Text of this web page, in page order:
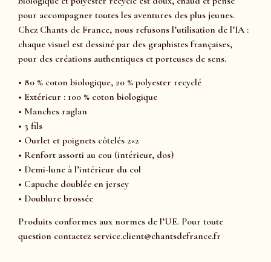
pour accompagner toutes les aventures des plus jeunes.
Chez Chants de France, nous refusons l’utilisation de l’IA :
chaque visuel est dessiné par des graphistes françaises,
pour des créations authentiques et porteuses de sens.
• 80 % coton biologique, 20 % polyester recyclé
• Extérieur : 100 % coton biologique
• Manches raglan
• 3 fils
• Ourlet et poignets côtelés 2×2
• Renfort assorti au cou (intérieur, dos)
• Demi-lune à l’intérieur du col
• Capuche doublée en jersey
• Doublure brossée
Produits conformes aux normes de l’UE. Pour toute
question contactez service.client@chantsdefrance.fr